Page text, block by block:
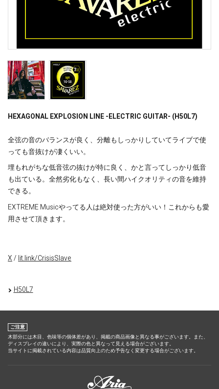
HEXAGONAL EXPLOSION LINE -ELECTRIC GUITAR- (H50L7)
全弦の音のバランスが良く、分離もしっかりしていてライブで使
っても音抜けが凄くいい。
埋もれがちな低音弦の抜けが特に良く、かと言ってしっかり低音
も出ている。全然劣化もなく、長い間ハイクオリティの音を維持
できる。
EXTREME Musicやってる人は絶対使った方がいい！これからも愛
用させて頂きます。
X / lit.link/CrisisSlave
H50L7
ご注意
木部分には木目、色味等の個体差があり、掲載の商品画像と異なる事がございます。また、
ディスプレイの違いにより、実際の色と異なって見える場合がございます。
当サイトに掲載されている内容は品質向上のため予告なく変更する場合がございます。